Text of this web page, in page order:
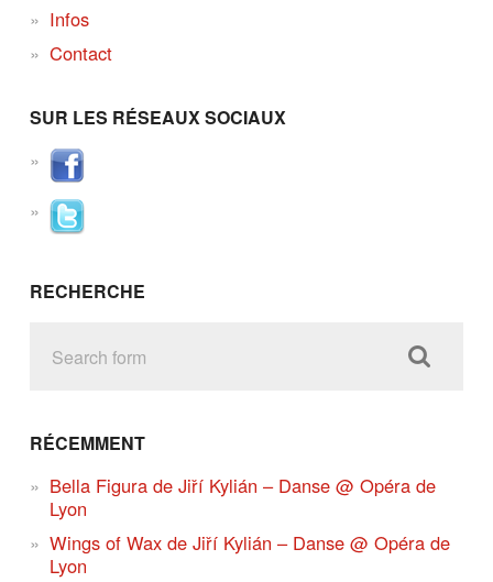
Infos
Contact
SUR LES RÉSEAUX SOCIAUX
RECHERCHE
RÉCEMMENT
Bella Figura de Jiří Kylián – Danse @ Opéra de
Lyon
Wings of Wax de Jiří Kylián – Danse @ Opéra de
Lyon